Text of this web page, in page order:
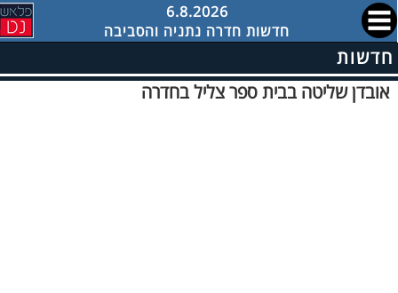
6.8.2026
חדשות חדרה נתניה והסביבה
חדשות
אובדן שליטה בבית ספר צליל בחדרה